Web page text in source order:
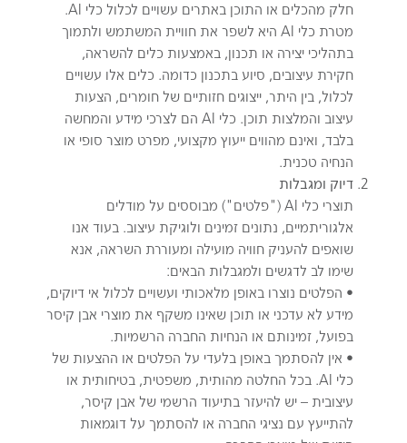
חלק מהכלים או התוכן באתרים עשויים לכלול כלי AI.
מטרת כלי AI היא לשפר את חוויית המשתמש ולתמוך
בתהליכי יצירה או תכנון, באמצעות כלים להשראה,
חקירת עיצובים, סיוע בתכנון כדומה. כלים אלו עשויים
לכלול, בין היתר, ייצוגים חזותיים של חומרים, הצעות
עיצוב והמלצות תוכן. כלי AI הם לצרכי מידע והמחשה
בלבד, ואינם מהווים ייעוץ מקצועי, מפרט מוצר סופי או
הנחיה טכנית.
דיוק ומגבלות
תוצרי כלי AI ("פלטים") מבוססים על מודלים
אלגוריתמיים, נתונים זמינים ולוגיקת עיצוב. בעוד אנו
שואפים להעניק חוויה מועילה ומעוררת השראה, אנא
שימו לב לדגשים ולמגבלות הבאים:
• הפלטים נוצרו באופן מלאכותי ועשויים לכלול אי דיוקים,
מידע לא עדכני או תוכן שאינו משקף את מוצרי אבן קיסר
בפועל, זמינותם או הנחיות החברה הרשמיות.
• אין להסתמך באופן בלעדי על הפלטים או ההצעות של
כלי AI. בכל החלטה מהותית, משפטית, בטיחותית או
עיצובית – יש להיעזר בתיעוד הרשמי של אבן קיסר,
להתייעץ עם נציגי החברה או להסתמך על דוגמאות